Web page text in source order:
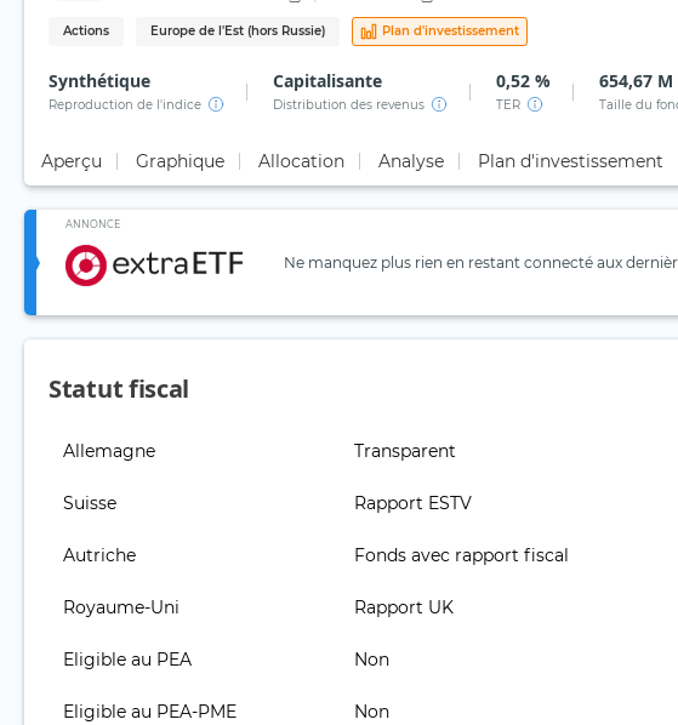
Actions Europe de l'Est (hors Russie) Plan d'investissement
Synthétique
Reproduction de l'indice
Capitalisante
Distribution des revenus
0,52 %
TER
654,67 M
Taille du
Aperçu Graphique Allocation Analyse Plan d'investissement
ANNONCE
Ne manquez plus rien en restant connecté aux
Statut fiscal
Allemagne Transparent
Suisse Rapport ESTV
Autriche Fonds avec rapport fiscal
Royaume-Uni Rapport UK
Eligible au PEA Non
Eligible au PEA-PME Non